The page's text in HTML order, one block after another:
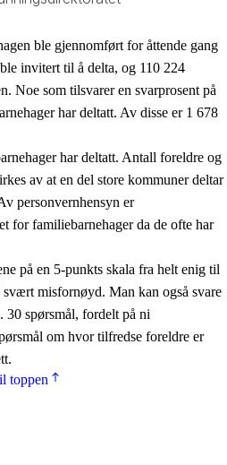
ble gjennomført for åttende gang
invitert til å delta, og 110 224
Noe som tilsvarer en svarprosent på
har deltatt. Av disse er 1 678
har deltatt. Antall foreldre og
av at en del store kommuner deltar
personvernhensyn er
for familiebarnehager da de ofte har
på en 5-punkts skala fra helt enig til
misfornøyd. Man kan også svare
30 spørsmål, fordelt på ni
om hvor tilfredse foreldre er
toppen